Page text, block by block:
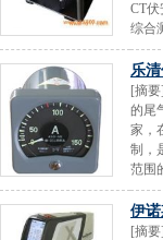
CT
综合
乐
[摘
的尾
家，
制，
范围
伊
[摘